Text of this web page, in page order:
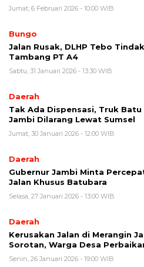
Jumat, 6 Februari 2026 - 10:00 WIB
Bungo
Jalan Rusak, DLHP Tebo Tindak
Tambang PT A4
Sabtu, 31 Januari 2026 - 13:30 WIB
Daerah
Tak Ada Dispensasi, Truk Batu
Jambi Dilarang Lewat Sumsel
Jumat, 30 Januari 2026 - 12:00 WIB
Daerah
Gubernur Jambi Minta
Jalan Khusus Batubara
Selasa, 27 Januari 2026 - 13:00 WIB
Daerah
Kerusakan Jalan di Merangin
Sorotan, Warga Desa
Senin, 26 Januari 2026 - 19:00 WIB